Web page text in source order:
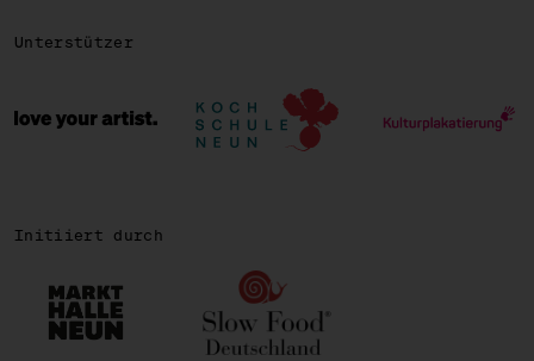
POPKORNDITOREI KNALLE
ROSA CANINA
SIRONI
THAI FOOD SISTER
Thailändische, süße Gerichte
Unterstützer
Initiiert durch